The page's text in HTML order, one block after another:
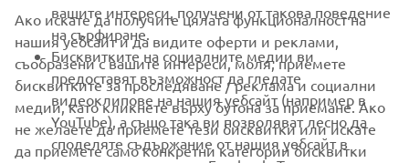
АБОНИРАНЕ
Прочетете нашата Политика за поверителност, за да научите
как обработваме вашите лични данни:Политика за защита на
вашите интереси, получени от такова поведение
на сърфиране.
Бисквитките на социалните медии ви
предоставят възможност да гледате
видеоклипове на нашия уебсайт (например в
YouTube), а също така ви позволяват лесно да
споделяте съдържание от нашия уебсайт в
Ако искате да получите цялата функционалност на
нашия уебсайт и да видите оферти и реклами,
съобразени с вашите интереси, моля, приемете
бисквитките за проследяване / реклама и социални
медии, като кликнете върху бутона за приемане. Ако
не желаете да приемете тези бисквитки или искате
да приемете само конкретни категории бисквитки